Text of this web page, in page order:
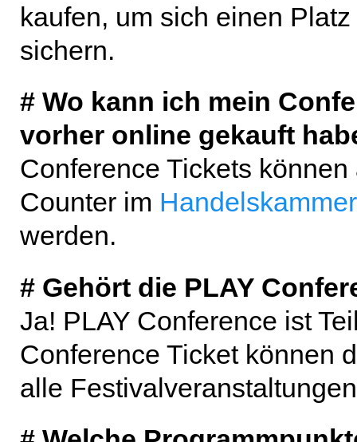
kaufen, um sich einen
sichern.
# Wo kann ich mein
vorher online gekauft
Conference Tickets
Counter im
werden.
# Gehört die PLAY
Ja! PLAY Conference ist
Conference Ticket können
alle